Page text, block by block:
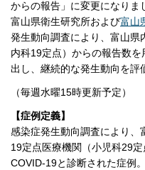
からの報告」に変更になりま
富山県衛生研究所および富山
発生動向調査により、富山県
内科19定点）からの報告数
出し、継続的な発生動向を評
（毎週水曜15時更新予定）
【症例定義】
感染症発生動向調査により、
19定点医療機関（小児科29
COVID-19と診断された症例。